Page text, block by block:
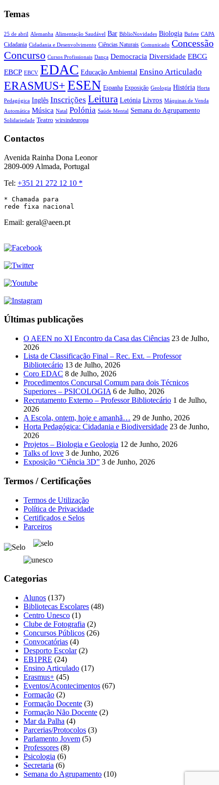
Temas
25 de abril Alemanha Alimentação Saudável Bar BiblioNovidades Biologia Bufete CAPA
Cidadania Cidadania e Desenvolvimento Ciências Naturais Comunicado Concessão
Concurso Cursos Profissionais Dança Democracia Diversidade EBCG
EBCP EBCV EDAC Educação Ambiental Ensino Articulado
ERASMUS+ESEN Espanha Exposição Geologia História Horta
Pedagógica Inglês Inscrições Leitura Letónia Livros Máquinas de Venda
Automática Música Natal Polónia Saúde Mental Semana do Agrupamento
Solidariedade Teatro wirsindeuropa
Contactos
Avenida Rainha Dona Leonor
2809-009 Almada, Portugal
Tel: +351 21 272 12 10 *
* Chamada para
rede fixa nacional
Email: geral@aeen.pt
Últimas publicações
O AEEN no XI Encontro da Casa das Ciências 23 de Julho,
2026
Lista de Classificação Final – Rec. Ext. – Professor
Bibliotecário 13 de Julho, 2026
Coro EDAC 8 de Julho, 2026
Procedimentos Concursal Comum para dois Técnicos
Superiores – PSICOLOGIA 6 de Julho, 2026
Recrutamento Externo – Professor Bibliotecário 1 de Julho,
2026
A Escola, ontem, hoje e amanhã… 29 de Junho, 2026
Horta Pedagógica: Cidadania e Biodiversidade 23 de Junho,
2026
Projetos – Biologia e Geologia 12 de Junho, 2026
Talks of love 3 de Junho, 2026
Exposição “Ciência 3D” 3 de Junho, 2026
Termos / Certificações
Termos de Utilização
Política de Privacidade
Certificados e Selos
Parceiros
Categorias
Alunos (137)
Bibliotecas Escolares (48)
Centro Unesco (1)
Clube de Fotografia (2)
Concursos Públicos (26)
Convocatórias (4)
Desporto Escolar(2)
EB1PRE (24)
Ensino Articulado (17)
Erasmus+ (45)
Eventos/Acontecimentos (67)
Formação (2)
Formação Docente (3)
Formação Não Docente (2)
Mar da Palha (4)
Parcerias/Protocolos (3)
Parlamento Jovem (5)
Professores (8)
Psicologia (6)
Secretaria (6)
Semana do Agrupamento (10)